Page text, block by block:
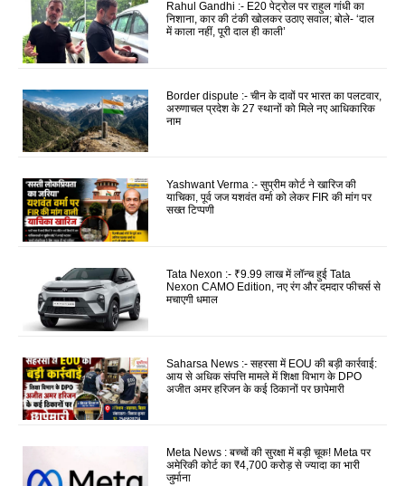
Rahul Gandhi :- E20 पेट्रोल पर राहुल गांधी का
निशाना, कार की टंकी खोलकर उठाए सवाल; बोले- ‘दाल
में काला नहीं, पूरी दाल ही काली’
Border dispute :- चीन के दावों पर भारत का पलटवार,
अरुणाचल प्रदेश के 27 स्थानों को मिले नए आधिकारिक
नाम
Yashwant Verma :- सुप्रीम कोर्ट ने खारिज की
याचिका, पूर्व जज यशवंत वर्मा को लेकर FIR की मांग पर
सख्त टिप्पणी
Tata Nexon :- ₹9.99 लाख में लॉन्च हुई Tata
Nexon CAMO Edition, नए रंग और दमदार फीचर्स से
मचाएगी धमाल
Saharsa News :- सहरसा में EOU की बड़ी कार्रवाई:
आय से अधिक संपत्ति मामले में शिक्षा विभाग के DPO
अजीत अमर हरिजन के कई ठिकानों पर छापेमारी
Meta News : बच्चों की सुरक्षा में बड़ी चूक! Meta पर
अमेरिकी कोर्ट का ₹4,700 करोड़ से ज्यादा का भारी
जुर्माना